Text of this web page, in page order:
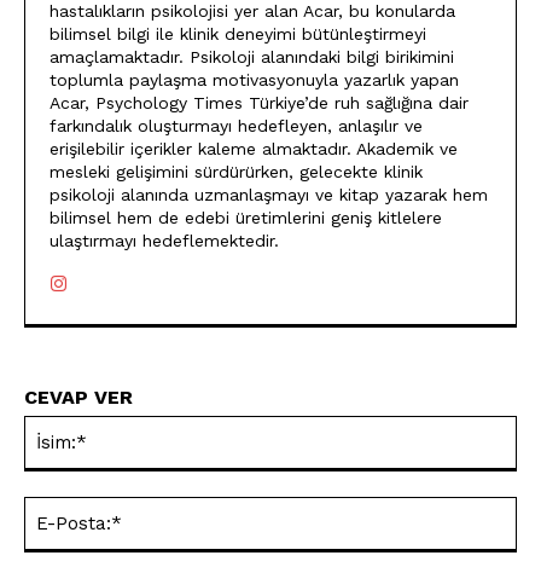
hastalıkların psikolojisi yer alan Acar, bu konularda
bilimsel bilgi ile klinik deneyimi bütünleştirmeyi
amaçlamaktadır. Psikoloji alanındaki bilgi birikimini
toplumla paylaşma motivasyonuyla yazarlık yapan
Acar, Psychology Times Türkiye’de ruh sağlığına dair
farkındalık oluşturmayı hedefleyen, anlaşılır ve
erişilebilir içerikler kaleme almaktadır. Akademik ve
mesleki gelişimini sürdürürken, gelecekte klinik
psikoloji alanında uzmanlaşmayı ve kitap yazarak hem
bilimsel hem de edebi üretimlerini geniş kitlelere
ulaştırmayı hedeflemektedir.
CEVAP VER